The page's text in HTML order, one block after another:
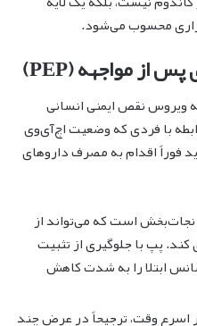
محسوب می‌شود.
ویروس نقص ایمنی انسانی
با فردی که وضعیت اچ‌آی‌وی
فوراً اقدام به مصرف داروهای
است که می‌تواند از
پپ با جلوگیری از تثبیت
ابتلا را به شدت کاهش
اسرع وقت، ترجیحاً در عرض چند